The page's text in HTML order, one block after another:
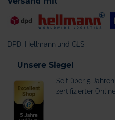
DPD, Hellmann und GLS
Unsere Siegel
Seit über 5
zertifizierter